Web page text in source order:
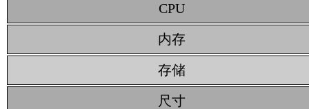
CPU
内存
存储
尺寸